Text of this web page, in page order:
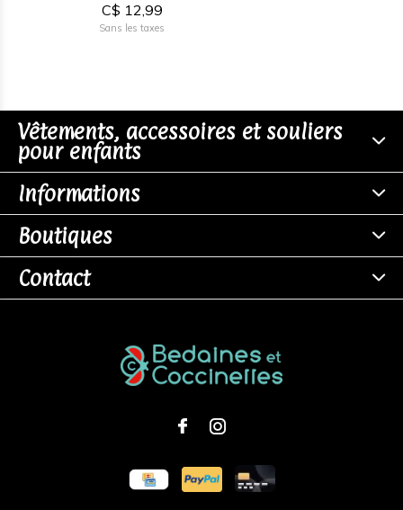
C$ 12,99
Sans les taxes
Vêtements, accessoires et souliers
pour enfants
Informations
Boutiques
Contact